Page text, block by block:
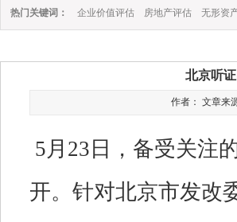
热门关键词： 企业价值评估 房地产评估 无形资
北京听
作者： 文章来
5月 23 日，备受关注
开。针对北京市发改